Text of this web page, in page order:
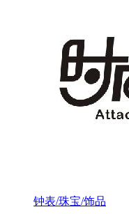
钟表/珠宝/饰品